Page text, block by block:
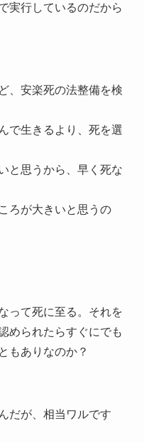
実行しているのだから
、安楽死の法整備を検
で生きるより、死を選
と思うから、早く死な
ろが大きいと思うの
って死に至る。それを
められたらすぐにでも
もありなのか？
だが、相当ワルです